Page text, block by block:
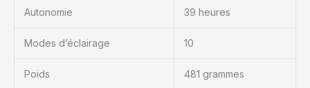
longues heures
soyez en camping, en
pour un port prolongé,
Autonomie 39 heures
Modes d’éclairage 10
Poids 481 grammes